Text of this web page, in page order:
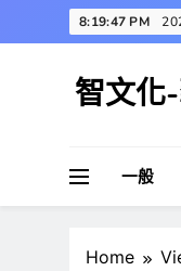
to
8:19:47 PM
智文化
一般
Home